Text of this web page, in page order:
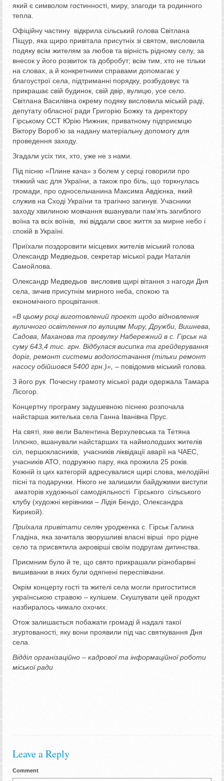
який є символом гостинності, миру, злагоди та родинного
тепла.
Офіційну частину відкрила сільський голова Світлана
Піщур, яка щиро привітала присутніх зі святом, висловила
подяку всім жителям за любов та вірність рідному селу, за
внесок у його розвиток та добробут; всім тим, хто не тільки
на словах, а й конкретними справами допомагає у
благоустрої села, підтриманні порядку, розбудовує та
прикрашає свій будинок, свій двір, вулицю, усе село.
Світлана Василівна окрему подяку висловила міській раді,
депутату обласної ради Григорію Божку та директору
Гірському ССТ Юрію Нижник, приватному підприємцю
Віктору Воробʼю за надану матеріальну допомогу для
проведення заходу.
Згадали усіх тих, хто, уже не з нами.
Під пісню «Плине кача» з болем у серці говорили про
тяжкий час для України, а також про біль, що торкнулась
громади, про односельчанина Максима Авдієнка, який
служив на Сході України та трагічно загинув. Учасники
заходу хвилиною мовчання вшанували пам’ять загиблого
воїна та всіх воїнів, які віддали своє життя за мирне небо і
спокій в Україні.
Приїхали поздоровити місцевих жителів міський голова
Олександр Медведьов, секретар міської ради Наталія
Самойлова.
Олександр Медведьов висловив щирі вітання з нагоди Дня
села, зичив присутнім мирного неба, спокою та
економічного процвітання.
«В цьому році виготовлений проект щодо відновлення
вуличного освітлення по вулицям Миру, Дружби, Вишнева,
Садова, Маханова та провулку Набережний в с. Гірськ на
суму 643,4 тис. грн. Відбулася висипка та грейдерування
доріг, ремонт системи водопостачання (тільки ремонт
насосу обійшовся 5400 грн.)», – повідомив міський голова.
З його рук Почесну грамоту міської ради одержала Тамара
Лісогор.
Концертну програму задушевною піснею розпочала
найстарша жителька села Ганна Іванівна Прус.
На святі, яке вели Валентина Верхулевська та Тетяна
Іллєнко, вшанували найстарших та наймолодших жителів
сіл, першокласників, учасників ліквідації аварії на ЧАЕС,
учасників АТО, подружню пару, яка прожила 25 років.
Кожній із цих категорій адресувалися щирі слова, мелодійні
пісні та подарунки. Нікого не залишили байдужими виступи
аматорів художньої самодіяльності Гірського сільського
клубу (художні керівники – Лідія Бендо, Олександра
Кирикой).
Приїхала привітати селян уродженка с. Гірськ Галина
Гладіна, яка зачитала зворушливі власні вірші про рідне
село та присвятила акровірші своїм подругам дитинства.
Приємним було й те, що свято прикрашали різнобарвні
вишиванки в яких були одягнені переспівчани.
Окрім концерту гості та жителі села могли пригоститися
українською стравою – кулішем. Скуштувати цей продукт
назбиралось чимало охочих.
Отож залишається побажати громаді й надалі такої
згуртованості, яку вони проявили під час святкування Дня
села.
Відділ організаційно – кадрової та інформаційної роботи
міської ради
Leave a Reply
Comment